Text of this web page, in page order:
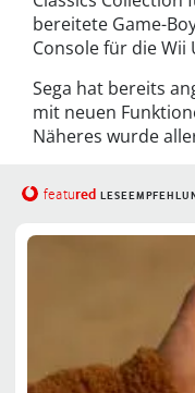
bereitete Game-
Console für die Wii
Sega hat bereits
mit neuen
Näheres wurde
featured